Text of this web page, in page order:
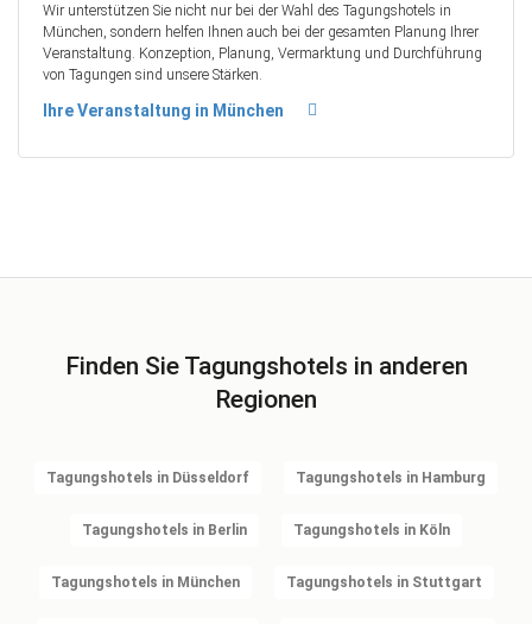
Wir unterstützen Sie nicht nur bei der Wahl des Tagungshotels in
München, sondern helfen Ihnen auch bei der gesamten Planung Ihrer
Veranstaltung. Konzeption, Planung, Vermarktung und Durchführung
von Tagungen sind unsere Stärken.
Ihre Veranstaltung in München
Finden Sie Tagungshotels in anderen
Regionen
Tagungshotels in Düsseldorf Tagungshotels in Hamburg
Tagungshotels in Berlin Tagungshotels in Köln
Tagungshotels in München Tagungshotels in Stuttgart